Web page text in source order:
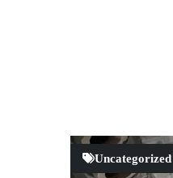
Uncategorized